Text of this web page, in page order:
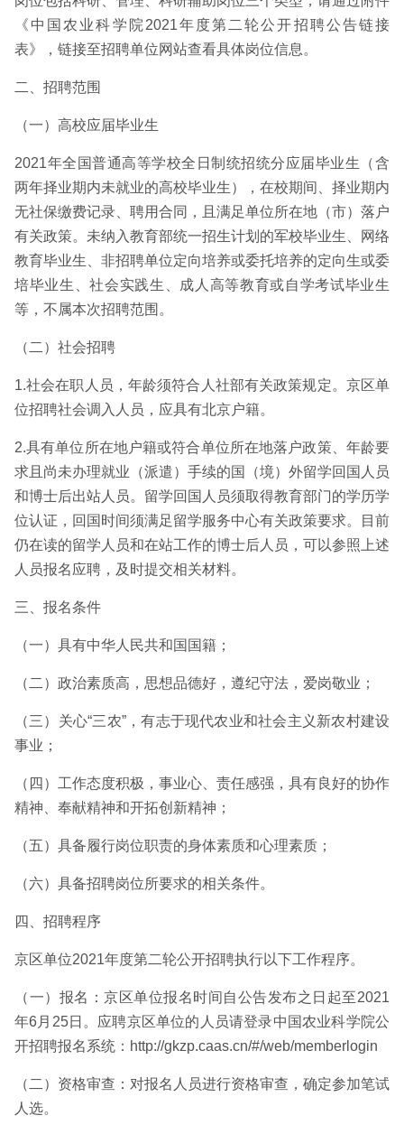
《中国农业科学院2021年度第二轮公开招聘公告链接
表》，链接至招聘单位网站查看具体岗位信息。
二、招聘范围
（一）高校应届毕业生
2021年全国普通高等学校全日制统招统分应届毕业生（含
两年择业期内未就业的高校毕业生），在校期间、择业期内
无社保缴费记录、聘用合同，且满足单位所在地（市）落户
有关政策。未纳入教育部统一招生计划的军校毕业生、网络
教育毕业生、非招聘单位定向培养或委托培养的定向生或委
培毕业生、社会实践生、成人高等教育或自学考试毕业生
等，不属本次招聘范围。
（二）社会招聘
1.社会在职人员，年龄须符合人社部有关政策规定。京区单
位招聘社会调入人员，应具有北京户籍。
2.具有单位所在地户籍或符合单位所在地落户政策、年龄要
求且尚未办理就业（派遣）手续的国（境）外留学回国人员
和博士后出站人员。留学回国人员须取得教育部门的学历学
位认证，回国时间须满足留学服务中心有关政策要求。目前
仍在读的留学人员和在站工作的博士后人员，可以参照上述
人员报名应聘，及时提交相关材料。
三、报名条件
（一）具有中华人民共和国国籍；
（二）政治素质高，思想品德好，遵纪守法，爱岗敬业；
（三）关心“三农”，有志于现代农业和社会主义新农村建设
事业；
（四）工作态度积极，事业心、责任感强，具有良好的协作
精神、奉献精神和开拓创新精神；
（五）具备履行岗位职责的身体素质和心理素质；
（六）具备招聘岗位所要求的相关条件。
四、招聘程序
京区单位2021年度第二轮公开招聘执行以下工作程序。
（一）报名：京区单位报名时间自公告发布之日起至2021
年6月25日。应聘京区单位的人员请登录中国农业科学院公
开招聘报名系统： http://gkzp.caas.cn/#/web/memberlogin
（二）资格审查：对报名人员进行资格审查，确定参加笔试
人选。